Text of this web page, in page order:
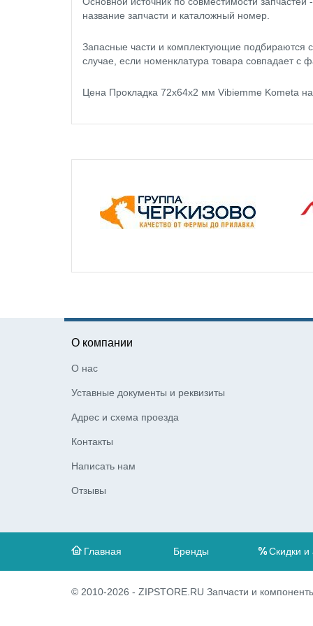
название запчасти и каталожный номер.
Запасные части и комплектующие подбираются
случае, если номенклатура товара совпадает с
Цена Прокладка 72x64x2 мм Vibiemme Kometa
О компании
О нас
Уставные документы и реквизиты
Адрес и схема проезда
Контакты
Написать нам
Отзывы
Главная Бренды Скидки и
© 2010-2026 - ZIPSTORE.RU Запчасти и